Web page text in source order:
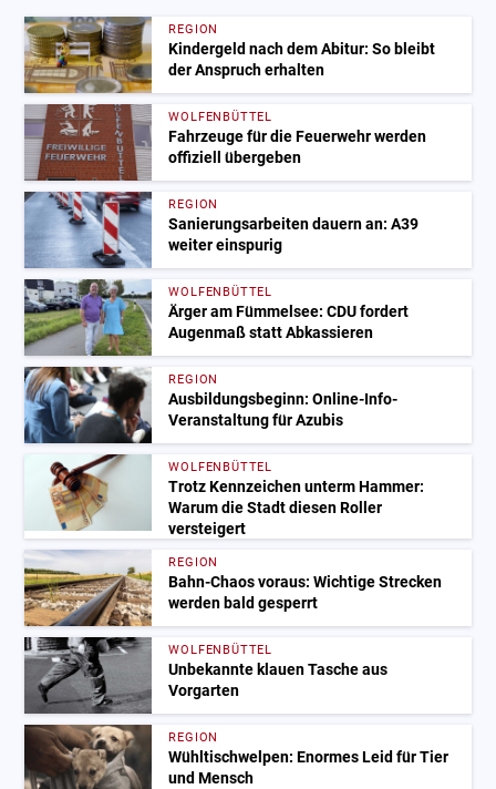
REGION
Kindergeld nach dem Abitur: So bleibt
der Anspruch erhalten
WOLFENBÜTTEL
Fahrzeuge für die Feuerwehr werden
offiziell übergeben
REGION
Sanierungsarbeiten dauern an: A39
weiter einspurig
WOLFENBÜTTEL
Ärger am Fümmelsee: CDU fordert
Augenmaß statt Abkassieren
REGION
Ausbildungsbeginn: Online-Info-
Veranstaltung für Azubis
WOLFENBÜTTEL
Trotz Kennzeichen unterm Hammer:
Warum die Stadt diesen Roller
versteigert
REGION
Bahn-Chaos voraus: Wichtige Strecken
werden bald gesperrt
WOLFENBÜTTEL
Unbekannte klauen Tasche aus
Vorgarten
REGION
Wühltischwelpen: Enormes Leid für Tier
und Mensch